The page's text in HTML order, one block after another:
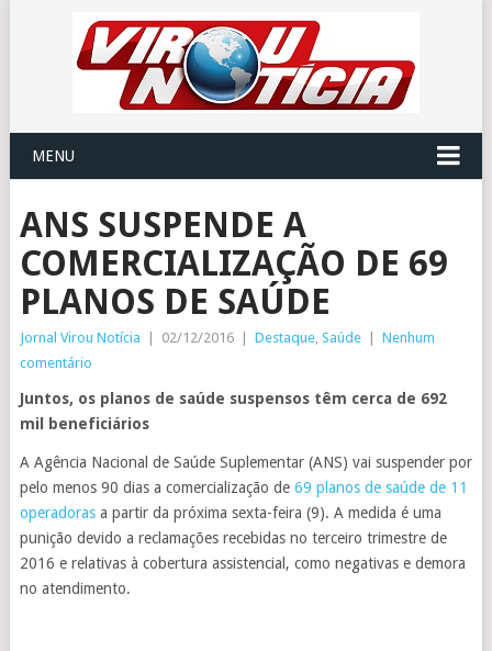
MENU
ANS SUSPENDE A
COMERCIALIZAÇÃO DE 69
PLANOS DE SAÚDE
Jornal Virou Notícia 02/12/2016 Destaque, Saúde
Nenhum
comentário
Juntos, os planos de saúde suspensos têm cerca de 692
mil beneficiários
A Agência Nacional de Saúde Suplementar (ANS) vai suspender por
pelo menos 90 dias a comercialização de 69 planos de saúde de 11
operadorasa partir da próxima sexta-feira (9). A medida é uma
punição devido a reclamações recebidas no terceiro trimestre de
2016 e relativas à cobertura assistencial, como negativas e demora
no atendimento.